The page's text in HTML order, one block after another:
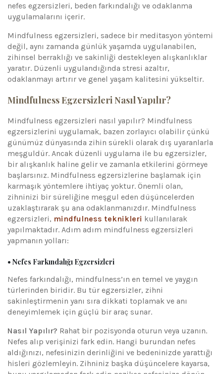
nefes egzersizleri, beden farkındalığı ve odaklanma
uygulamalarını içerir.
Mindfulness egzersizleri, sadece bir meditasyon yöntemi
değil, aynı zamanda günlük yaşamda uygulanabilen,
zihinsel berraklığı ve sakinliği destekleyen alışkanlıklar
yaratır. Düzenli uygulandığında stresi azaltır,
odaklanmayı artırır ve genel yaşam kalitesini yükseltir.
Mindfulness Egzersizleri Nasıl Yapılır?
Mindfulness egzersizleri nasıl yapılır? Mindfulness
egzersizlerini uygulamak, bazen zorlayıcı olabilir çünkü
günümüz dünyasında zihin sürekli olarak dış uyaranlarla
meşguldür. Ancak düzenli uygulama ile bu egzersizler,
bir alışkanlık haline gelir ve zamanla etkilerini görmeye
başlarsınız. Mindfulness egzersizlerine başlamak için
karmaşık yöntemlere ihtiyaç yoktur. Önemli olan,
zihninizi bir süreliğine meşgul eden düşüncelerden
uzaklaştırarak şu ana odaklanmanızdır. Mindfulness
egzersizleri, mindfulness teknikleri kullanılarak
yapılmaktadır. Adım adım mindfulness egzersizleri
yapmanın yolları:
• Nefes Farkındalığı Egzersizleri
Nefes farkındalığı, mindfulness’ın en temel ve yaygın
türlerinden biridir. Bu tür egzersizler, zihni
sakinleştirmenin yanı sıra dikkati toplamak ve anı
deneyimlemek için güçlü bir araç sunar.
Nasıl Yapılır? Rahat bir pozisyonda oturun veya uzanın.
Nefes alıp verişinizi fark edin. Hangi burundan nefes
aldığınızı, nefesinizin derinliğini ve bedeninizde yarattığı
hisleri gözlemleyin. Zihniniz başka düşüncelere kayarsa,